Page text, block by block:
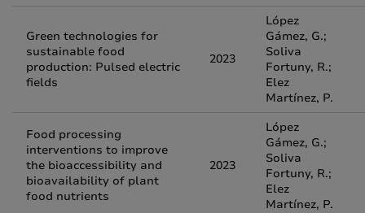
Green technologies for
sustainable food
production: Pulsed electric
fields
2023
López
Gámez, G.;
Soliva
Fortuny, R.;
Elez
Martínez, P.
Food processing
interventions to improve
the bioaccessibility and
bioavailability of plant
food nutrients
2023
López
Gámez, G.;
Soliva
Fortuny, R.;
Elez
Martínez, P.